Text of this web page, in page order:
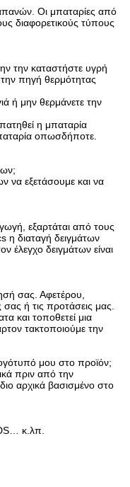
Οι μπαταρίες από
διαφορετικούς τύπους
την καταστήστε υγρή
πηγή θερμότητας
ή μην θερμάνετε την
η μπαταρία
οπωσδήποτε.
να εξετάσουμε και να
εξαρτάται από τους
η διαταγή δειγμάτων
έλεγχο δειγμάτων είναι
σας. Αφετέρου,
ή τις προτάσεις μας.
και τοποθετεί μια
τακτοποιούμε την
μου στο προϊόν;
πριν από την
αρχικά βασισμένο στο
κ.λπ.